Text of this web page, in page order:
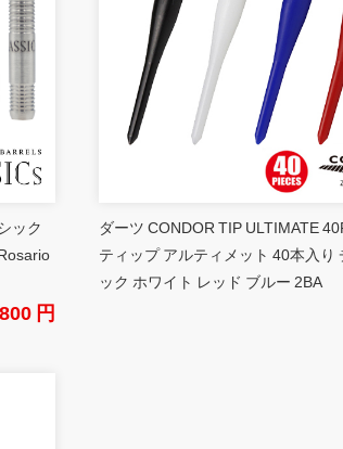
ック
円
ダーツ CONDOR TIP ULTIMATE
ティップ アルティメット 40本入り
ック ホワイト レッド ブルー 2BA